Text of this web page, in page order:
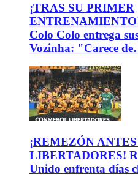
¡TRAS SU PRIMER
Colo Colo entrega
Vozinha: "Carece
¡REMEZÓN
LIBERTADORES!
Unido enfrenta días